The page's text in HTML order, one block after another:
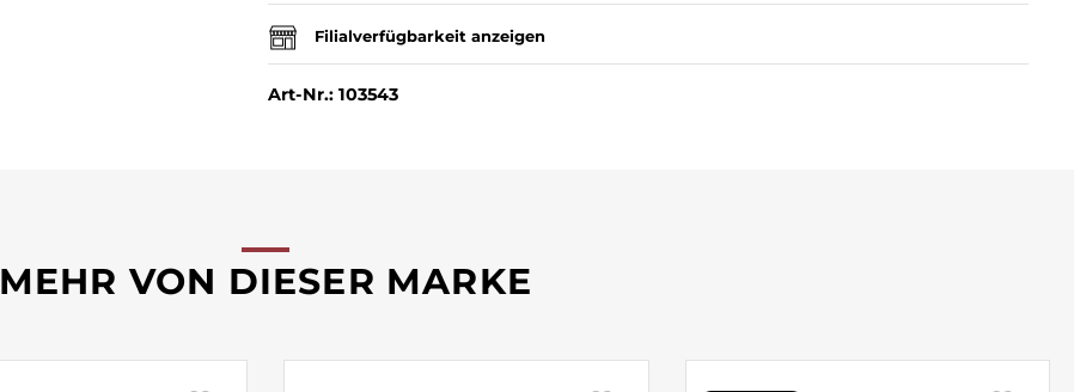
Filialverfügbarkeit anzeigen
Art-Nr.: 103543
MEHR VON DIESER MARKE